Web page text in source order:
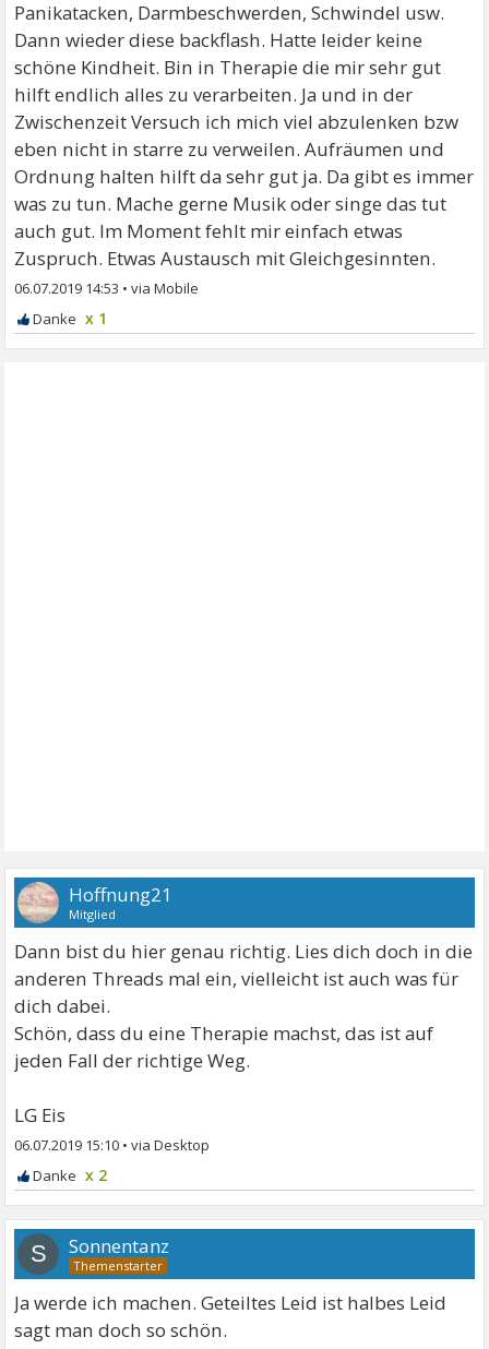
Panikatacken, Darmbeschwerden, Schwindel usw.
Dann wieder diese backflash. Hatte leider keine
schöne Kindheit. Bin in Therapie die mir sehr gut
hilft endlich alles zu verarbeiten. Ja und in der
Zwischenzeit Versuch ich mich viel abzulenken bzw
eben nicht in starre zu verweilen. Aufräumen und
Ordnung halten hilft da sehr gut ja. Da gibt es immer
was zu tun. Mache gerne Musik oder singe das tut
auch gut. Im Moment fehlt mir einfach etwas
Zuspruch. Etwas Austausch mit Gleichgesinnten.
06.07.2019 14:53 •
x 1
Hoffnung21
Mitglied
Dann bist du hier genau richtig. Lies dich doch in die
anderen Threads mal ein, vielleicht ist auch was für
dich dabei.
Schön, dass du eine Therapie machst, das ist auf
jeden Fall der richtige Weg.
LG Eis
06.07.2019 15:10 •
x 2
S Sonnentanz
Ja werde ich machen. Geteiltes Leid ist halbes Leid
sagt man doch so schön.